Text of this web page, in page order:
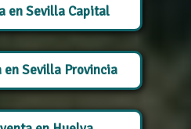
en Sevilla Capital
en Sevilla Provincia